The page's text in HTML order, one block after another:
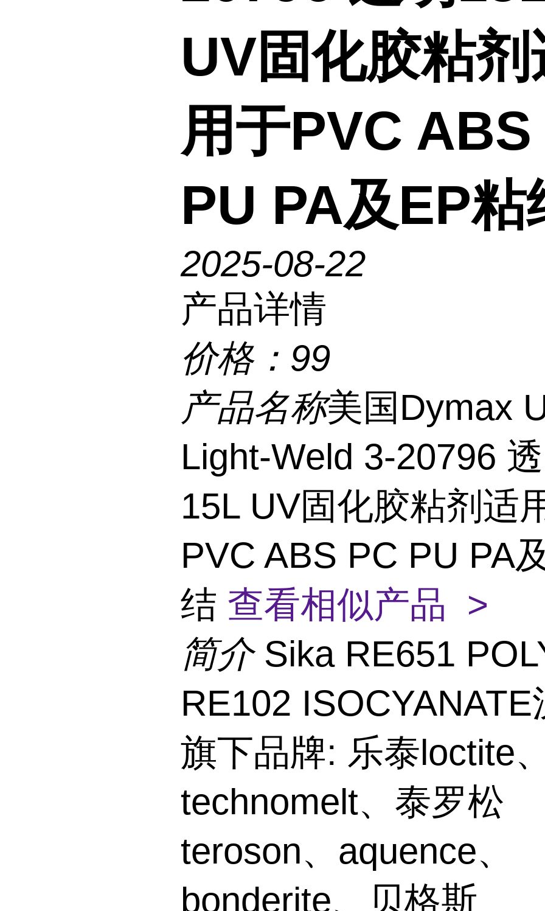
UV固化胶粘剂
用于PVC ABS
PU PA及EP粘
2025-08-22
产品详情
价格： 99
产品名称美国Dymax
Light-Weld 3-20796
15L UV固化胶粘剂适
PVC ABS PC PU PA
结 查看相似产品 >
简介 Sika RE651
RE102 ISOCYANATE
旗下品牌: 乐泰loctite、
technomelt、泰罗松
teroson、aquence、
bonderite、贝格斯